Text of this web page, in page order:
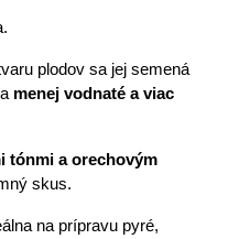
plodov sa jej semená
menej vodnaté a viac
tónmi a orechovým
skus.
na prípravu pyré,